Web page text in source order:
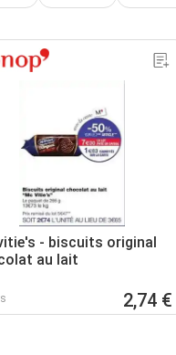
- biscuits original
au lait
2,74 €